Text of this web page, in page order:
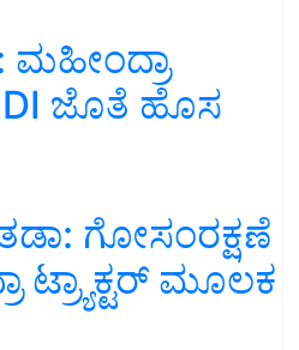
ಮಹೀಂದ್ರಾ
ಜೊತೆ ಹೊಸ
ಗೋಸಂರಕ್ಷಣೆ
ಟ್ರ್ಯಾಕ್ಟರ್ ಮೂಲಕ